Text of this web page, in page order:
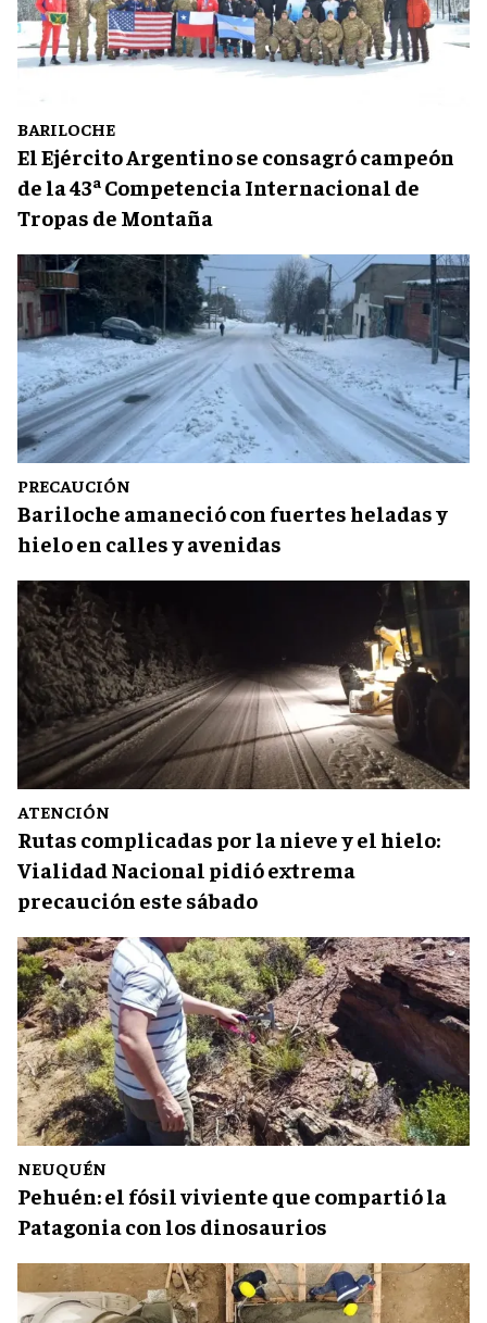
BARILOCHE
El Ejército Argentino se consagró campeón
de la 43ª Competencia Internacional de
Tropas de Montaña
PRECAUCIÓN
Bariloche amaneció con fuertes heladas y
hielo en calles y avenidas
ATENCIÓN
Rutas complicadas por la nieve y el hielo:
Vialidad Nacional pidió extrema
precaución este sábado
NEUQUÉN
Pehuén: el fósil viviente que compartió la
Patagonia con los dinosaurios